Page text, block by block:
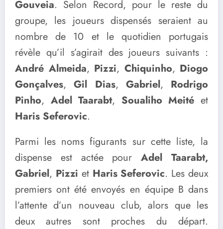
Gouveia. Selon Record, pour le reste du
groupe, les joueurs dispensés seraient au
nombre de 10 et le quotidien portugais
révèle qu’il s’agirait des joueurs suivants :
André Almeida, Pizzi, Chiquinho, Diogo
Gonçalves,Gil Dias, Gabriel, Rodrigo
Pinho, Adel Taarabt, Soualiho Meité et
Haris Seferovic.
Parmi les noms figurants sur cette liste, la
dispense est actée pourAdel Taarabt,
Gabriel, Pizzi et Haris Seferovic. Les deux
premiers ont été envoyés en équipe B dans
l’attente d’un nouveau club, alors que les
deux autres sont proches du départ.